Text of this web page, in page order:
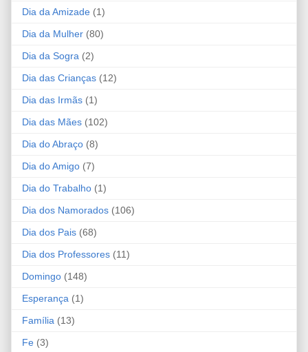
Dia da Amizade (1)
Dia da Mulher (80)
Dia da Sogra (2)
Dia das Crianças (12)
Dia das Irmãs (1)
Dia das Mães (102)
Dia do Abraço (8)
Dia do Amigo (7)
Dia do Trabalho (1)
Dia dos Namorados (106)
Dia dos Pais (68)
Dia dos Professores (11)
Domingo (148)
Esperança (1)
Família (13)
Fe (3)